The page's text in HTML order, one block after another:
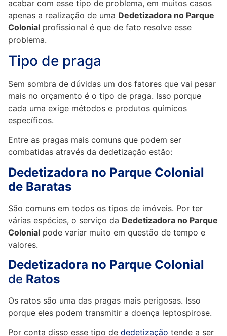
acabar com esse tipo de problema, em muitos casos
apenas a realização de uma Dedetizadora no Parque
Colonial profissional é que de fato resolve esse
problema.
Tipo de praga
Sem sombra de dúvidas um dos fatores que vai pesar
mais no orçamento é o tipo de praga. Isso porque
cada uma exige métodos e produtos químicos
específicos.
Entre as pragas mais comuns que podem ser
combatidas através da dedetização estão:
Dedetizadora no Parque Colonial
de Baratas
São comuns em todos os tipos de imóveis. Por ter
várias espécies, o serviço da Dedetizadora no Parque
Colonial pode variar muito em questão de tempo e
valores.
Dedetizadora no Parque Colonial
de Ratos
Os ratos são uma das pragas mais perigosas. Isso
porque eles podem transmitir a doença leptospirose.
Por conta disso esse tipo de dedetização tende a ser